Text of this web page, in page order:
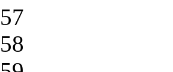
57
58